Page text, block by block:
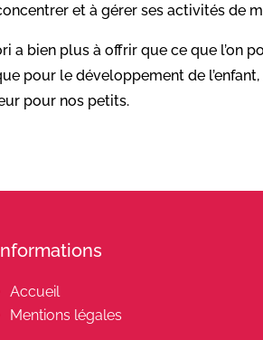
et à gérer ses activités de
bien plus à offrir que ce que l’on
pour le développement de
pour nos petits.
Accueil
Mentions légales